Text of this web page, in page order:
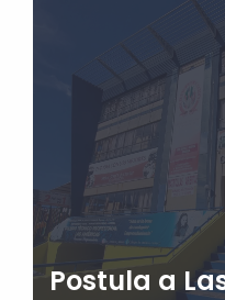
Postula a